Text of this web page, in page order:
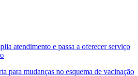
atendimento e passa a oferecer serviço
para mudanças no esquema de vacinação